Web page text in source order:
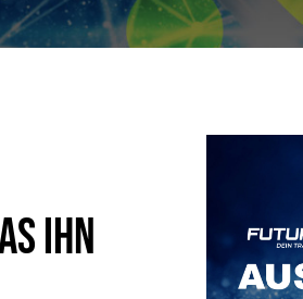
ihn